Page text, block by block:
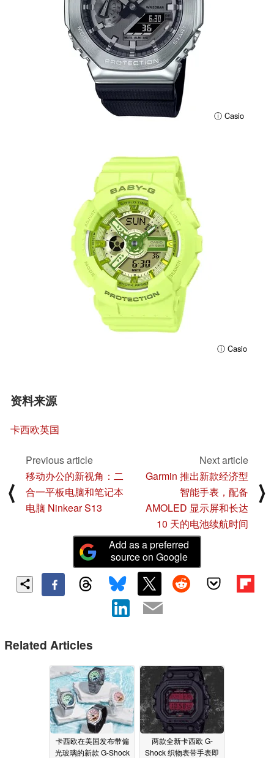
ⓘ Casio
ⓘ Casio
资料来源
卡西欧英国
⟨
Previous article
移动办公的新视角：二
合一平板电脑和笔记本
电脑 Ninkear S13
Next article
Garmin 推出新款经济型
智能手表，配备
AMOLED 显示屏和长达
10 天的电池续航时间
⟩
Add as a preferred
source on Google
Related Articles
卡西欧在美国发布带偏
光玻璃的新款 G-Shock
两款全新卡西欧 G-
Shock 织物表带手表即